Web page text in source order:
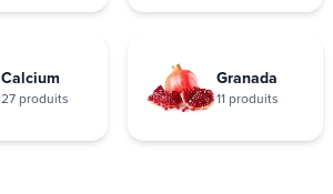
Calcium
27 produits
Granada
11 produits